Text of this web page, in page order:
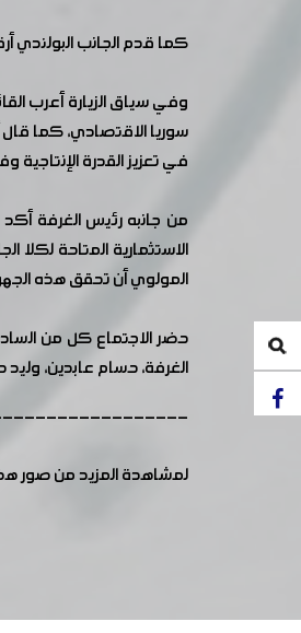
كما قدم الجانب البولندي
وفي سياق الزيارة أعرب
سوريا الاقتصادي، كما
في تعزيز القدرة الإنتاجية
من جانبه رئيس الغرفة
الاستثمارية المتاحة
المولوي أن تحقق هذه
حضر الاجتماع كل من
الغرفة، حسام عابدين،
لمشاهدة المزيد من صور